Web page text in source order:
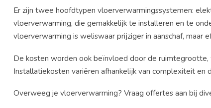
Er zijn twee hoofdtypen vloerverwarmingssystemen:
vloerverwarming, die gemakkelijk te installeren en te
vloerverwarming is weliswaar prijziger in aanschaf, maar
De kosten worden ook beïnvloed door de
Installatiekosten variëren afhankelijk van complexiteit en
Overweeg je vloerverwarming? Vraag offertes aan bij